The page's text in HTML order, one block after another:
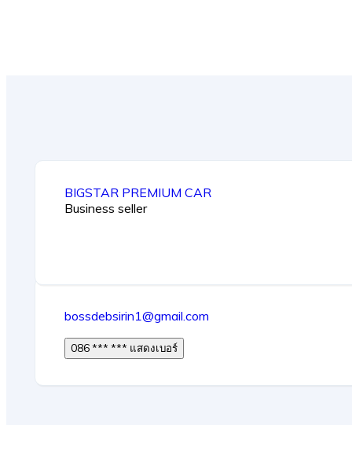
BIGSTAR PREMIUM CAR
Business seller
bossdebsirin1@gmail.com
086 *** *** แสดงเบอร์